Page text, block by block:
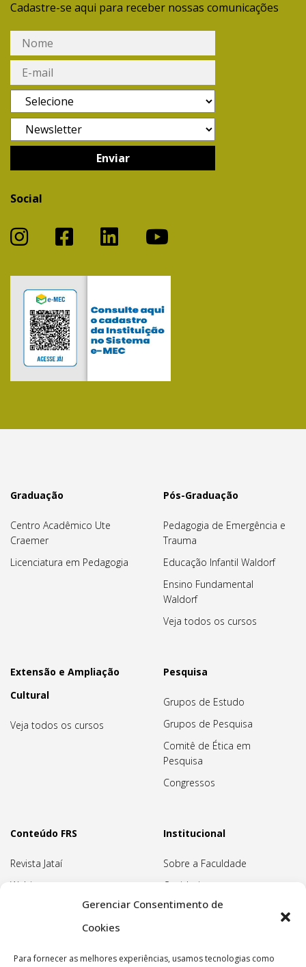
Gerenciar Consentimento de
Cookies
Para fornecer as melhores experiências, usamos tecnologias como
Cadastre-se aqui para receber nossas comunicações
Social
Graduação
Centro Acadêmico Ute
Craemer
Licenciatura em Pedagogia
Pós-Graduação
Pedagogia de Emergência e
Trauma
Educação Infantil Waldorf
Ensino Fundamental
Waldorf
Veja todos os cursos
Extensão e Ampliação
Cultural
Veja todos os cursos
Pesquisa
Grupos de Estudo
Grupos de Pesquisa
Comitê de Ética em
Pesquisa
Congressos
Conteúdo FRS
Revista Jataí
Webinars
Institucional
Sobre a Faculdade
Ouvidoria
Pedagogia Waldorf